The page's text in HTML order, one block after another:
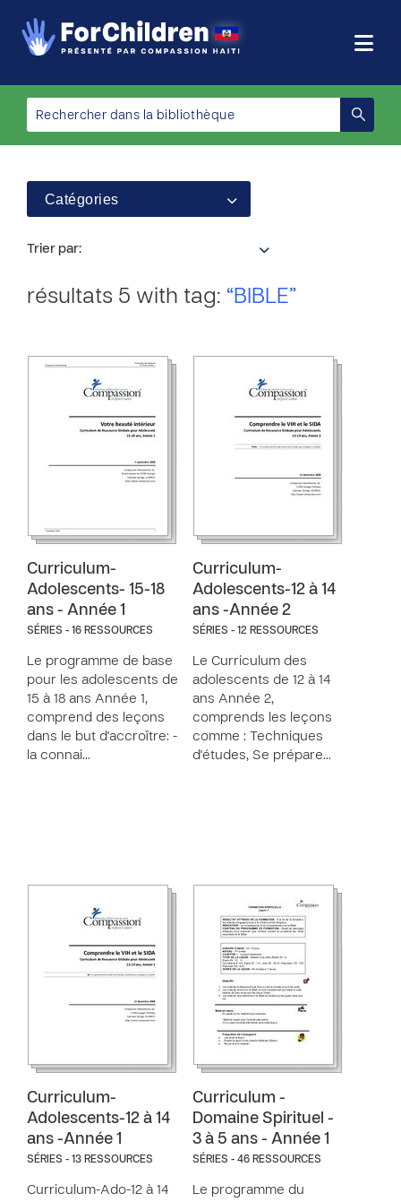
Catégories
Trier par:
résultats 5 with tag: “BIBLE”
Curriculum-
Adolescents- 15-18
ans - Année 1
SÉRIES - 16 RESSOURCES
Le programme de base
pour les adolescents de
15 à 18 ans Année 1,
comprend des leçons
dans le but d'accroître: -
la connai…
Curriculum-
Adolescents-12 à 14
ans -Année 2
SÉRIES - 12 RESSOURCES
Le Curriculum des
adolescents de 12 à 14
ans Année 2,
comprends les leçons
comme : Techniques
d'études, Se prépare…
Curriculum-
Adolescents-12 à 14
ans -Année 1
SÉRIES - 13 RESSOURCES
Curriculum-Ado-12 à 14
Curriculum -
Domaine Spirituel -
3 à 5 ans - Année 1
SÉRIES - 46 RESSOURCES
Le programme du